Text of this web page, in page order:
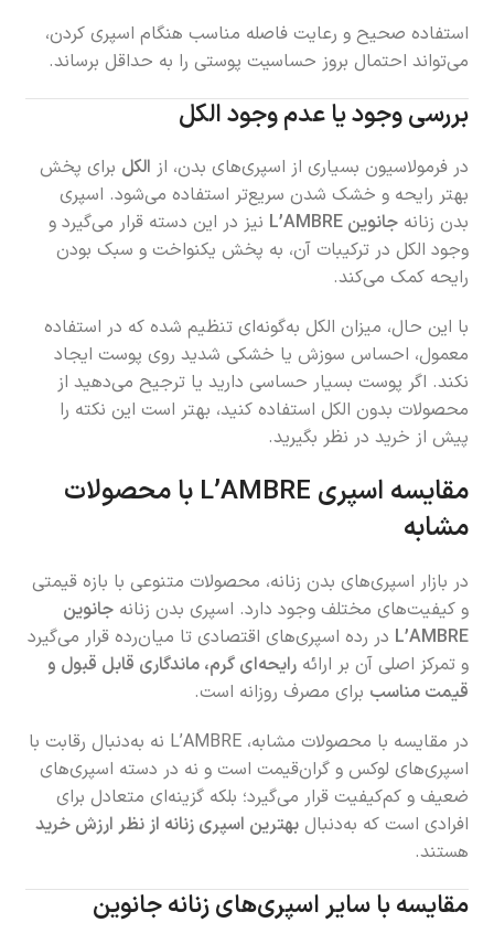
استفاده صحیح و رعایت فاصله مناسب هنگام اسپری کردن،
می‌تواند احتمال بروز حساسیت پوستی را به حداقل برساند.
بررسی وجود یا عدم وجود الکل
در فرمولاسیون بسیاری از اسپری‌های بدن، از الکل برای پخش
بهتر رایحه و خشک شدن سریع‌تر استفاده می‌شود. اسپری
بدن زنانهجانوین L’AMBRE
نیز در این دسته قرار می‌گیرد و
وجود الکل در ترکیبات آن، به پخش یکنواخت و سبک بودن
رایحه کمک می‌کند.
با این حال، میزان الکل به‌گونه‌ای تنظیم شده که در استفاده
معمول، احساس سوزش یا خشکی شدید روی پوست ایجاد
نکند. اگر پوست بسیار حساسی دارید یا ترجیح می‌دهید از
محصولات بدون الکل استفاده کنید، بهتر است این نکته را
پیش از خرید در نظر بگیرید.
مقایسه اسپری L’AMBRE با محصولات
مشابه
در بازار اسپری‌های بدن زنانه، محصولات متنوعی با بازه قیمتی
و کیفیت‌های مختلف وجود دارد. اسپری بدن زنانهجانوین
L’AMBRE در رده اسپری‌های اقتصادی تا میان‌رده قرار می‌گیرد
و تمرکز اصلی آن بر ارائهرایحه‌ای گرم، ماندگاری قابل قبول و
قیمت مناسب برای مصرف روزانه است.
در مقایسه با محصولات مشابه، L’AMBRE نه به‌دنبال رقابت با
اسپری‌های لوکس و گران‌قیمت است و نه در دسته اسپری‌های
ضعیف و کم‌کیفیت قرار می‌گیرد؛ بلکه گزینه‌ای متعادل برای
افرادی است که به‌دنبالبهترین اسپری زنانه از نظر ارزش خرید
هستند.
مقایسه با سایر اسپری‌های زنانه جانوین